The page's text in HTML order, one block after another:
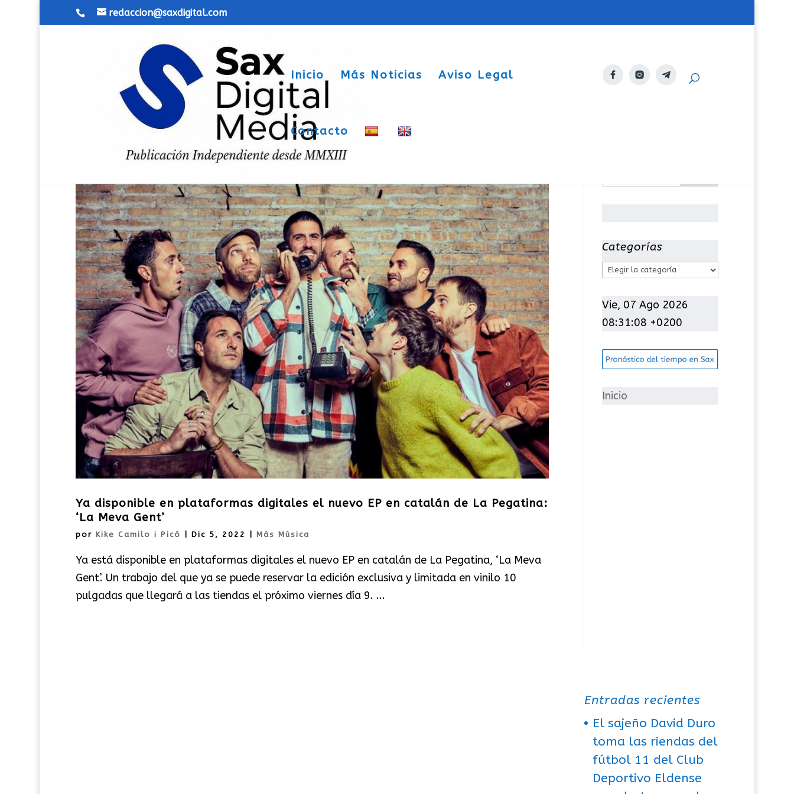
redaccion@saxdigital.com
Inicio Más Noticias Aviso Legal
Contacto
Ya disponible en plataformas digitales el nuevo EP en catalán de La Pegatina:
‘La Meva Gent’
por Kike Camilo i Picó Dic 5, 2022 Más Música
Ya está disponible en plataformas digitales el nuevo EP en catalán de La Pegatina, ‘La Meva
Gent’. Un trabajo del que ya se puede reservar la edición exclusiva y limitada en vinilo 10
pulgadas que llegará a las tiendas el próximo viernes día 9. ...
Categorías
C
t
e
o
í
Vie, 07 Ago 2026
08:31:09 +0200
Inicio
Entradas recientes
El sajeño David Duro
toma las riendas del
fútbol 11 del Club
Deportivo Eldense